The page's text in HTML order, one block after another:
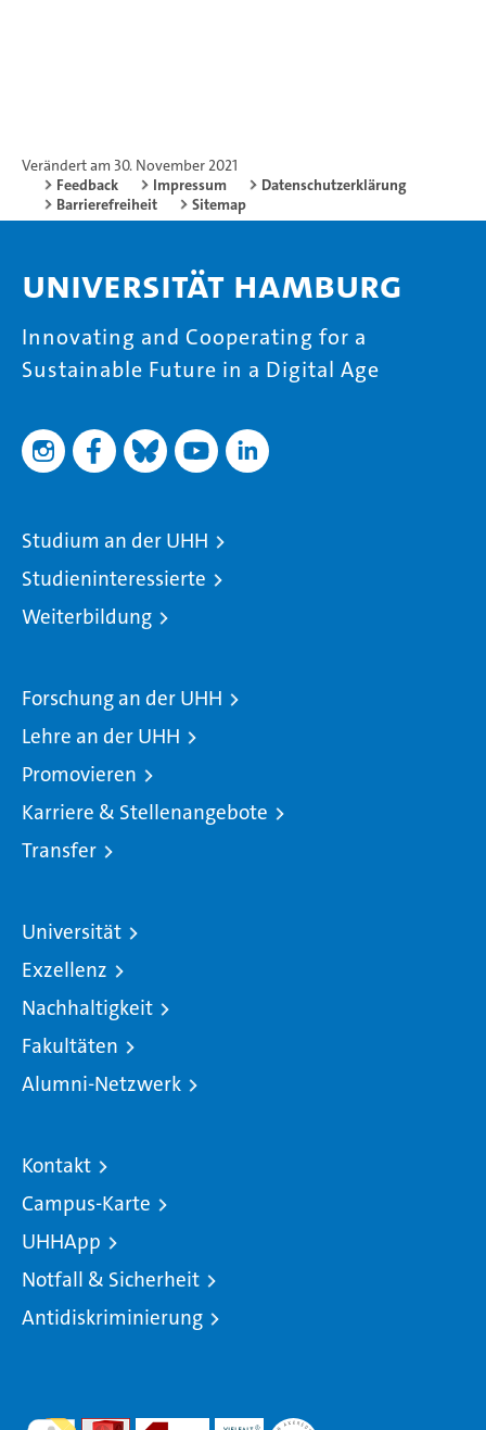
Verändert am 30. November 2021
Feedback
Impressum
Datenschutzerklärung
Barrierefreiheit
Sitemap
Universität Hamburg
Innovating and Cooperating for a
Sustainable Future in a Digital Age
Studium an der UHH
Studieninteressierte
Weiterbildung
Forschung an der UHH
Lehre an der UHH
Promovieren
Karriere & Stellenangebote
Transfer
Universität
Exzellenz
Nachhaltigkeit
Fakultäten
Alumni-Netzwerk
Kontakt
Campus-Karte
UHHApp
Notfall & Sicherheit
Antidiskriminierung